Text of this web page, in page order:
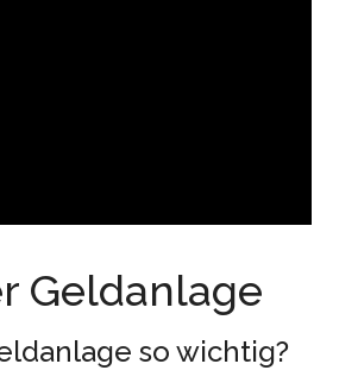
Geldanlage
so wichtig?